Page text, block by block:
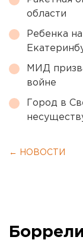
области
Ребенка
МИД
войне
Город в
← НОВОСТИ